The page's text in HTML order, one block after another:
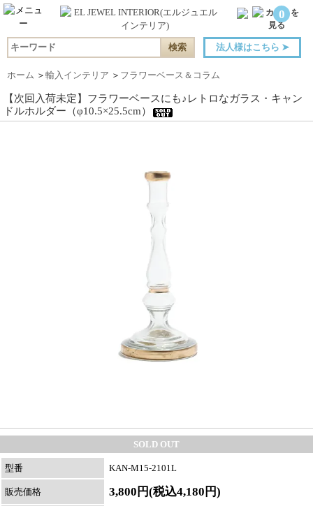
0
法人様はこちら ➤
ホーム ＞ 輸入インテリア ＞ フラワーベース＆コラム
【次回入荷未定】フラワーベースにも♪レトロなガラス・キャン
ドルホルダー（φ10.5×25.5cm）
SOLD OUT
型番 KAN-M15-2101L
販売価格 3,800円(税込4,180円)